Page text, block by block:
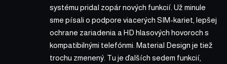
systému pridal zopár nových funkcií. Už minule
sme písali o podpore viacerých SIM-kariet, lepšej
ochrane zariadenia a HD hlasových hovoroch s
kompatibilnými telefónmi. Material Design je tiež
trochu zmenený. Tu je ďalších sedem funkcií,